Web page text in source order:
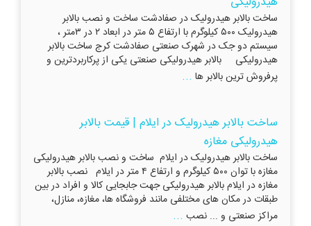
ساخت بالابر هیدرولیک در صفادشت ساخت و نصب بالابر
هیدرولیک ۵۰۰ کیلوگرم با ارتفاع ۵ متر در ابعاد ۲ در ۳متر ،
سیستم دو جک در شهرک صنعتی صفادشت کرج ساخت بالابر
هیدرولیکی بالابر هیدرولیکی صنعتی یکی از پرکاربردترین و
پرفروش ترین بالابر ها ...
ساخت بالابر هیدرولیک در ایلام | قیمت بالابر
هیدرولیکی مغازه
ساخت بالابر هیدرولیک در ایلام ساخت و نصب بالابر هیدرولیکی
مغازه با توان ۵۰۰ کیلوگرم و ارتفاع ۴ متر در ایلام نصب بالابر
مغازه در ایلام بالابر هیدرولیکی جهت جابجایی کالا و افراد در بین
طبقات در مکان های مختلفی مانند فروشگاه ها، مغازه، منازل،
مراکز صنعتی و ... نصب ...